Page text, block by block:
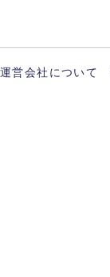
運営会社について